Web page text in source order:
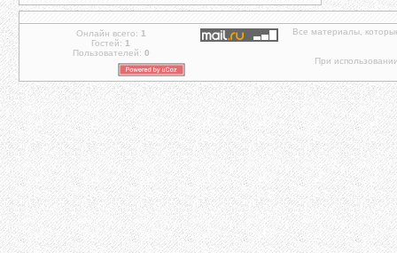
Онлайн всего: 1
Гостей: 1
Пользователей: 0
Все материалы,
При